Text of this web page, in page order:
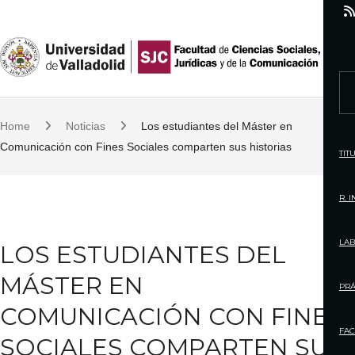
i
t
o
c
t
Home Noticias
Los estudiantes del Máster en
Comunicación con Fines Sociales comparten sus historias
LOS ESTUDIANTES DEL
MÁSTER EN
COMUNICACIÓN CON FINES
SOCIALES COMPARTEN SUS
r
h
o
:
R.